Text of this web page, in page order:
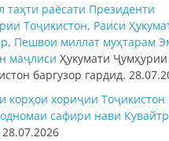
таҳти раёсати Президенти
Тоҷикистон, Раиси
Пешвои миллат муҳтарам
маҷлиси Ҳукумати Ҷумҳурии
баргузор гардид.
корҳои хориҷии Тоҷикистон
сафири нави
28.07.2026